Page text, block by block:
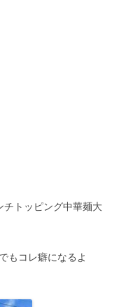
チトッピング中華麺大
もコレ癖になるよ